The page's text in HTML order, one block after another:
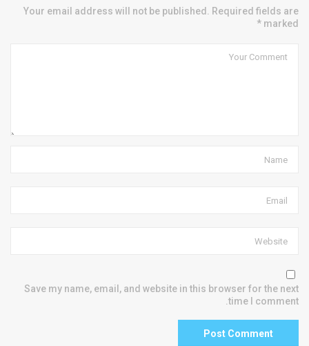
Your email address will not be published. Required fields are
marked *
Save my name, email, and website in this browser for the next
time I comment.